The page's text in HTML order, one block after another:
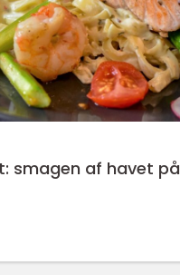
smagen af havet på